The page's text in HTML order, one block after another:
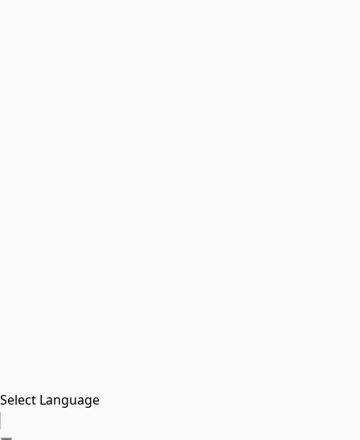
Select Language